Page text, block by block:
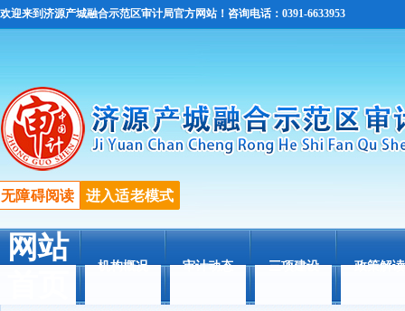
欢迎来到济源产城融合示范区审计局官方网站！咨询电话：0391-6633953
无障碍阅读 进入适老模式
网站
机构概况 审计动态 三项建设 政策解读